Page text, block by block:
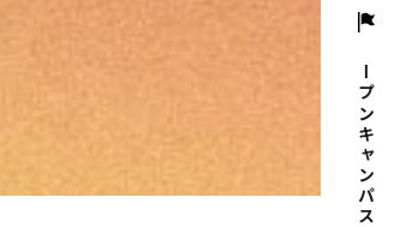
オープンキャンパス